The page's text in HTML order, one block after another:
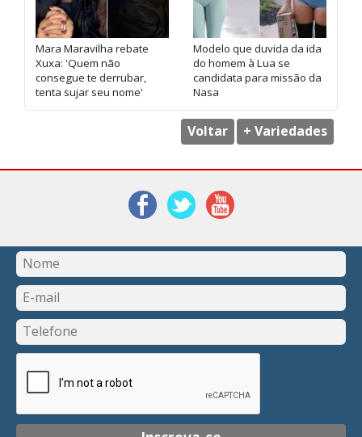
Mara Maravilha rebate
Xuxa: 'Quem não
consegue te derrubar,
tenta sujar seu nome'
Modelo que duvida da ida
do homem à Lua se
candidata para missão da
Nasa
Voltar + Variedades